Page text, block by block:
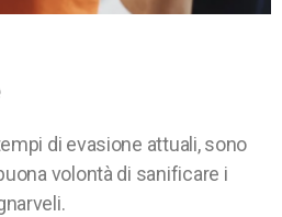
di evasione attuali, sono
volontà di sanificare i